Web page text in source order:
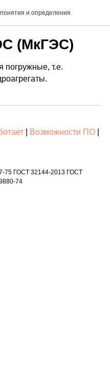
понятия и определения
(МкГЭС)
погружные, т.е.
Возможности ПО
75 ГОСТ 32144-2013 ГОСТ
74